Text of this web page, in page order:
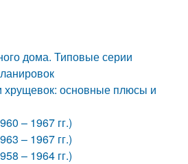
дома. Типовые серии
хрущевок: основные плюсы и
– 1967 гг.)
– 1967 гг.)
– 1964 гг.)